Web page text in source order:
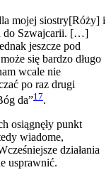
mojej siostry[Róży] i
do Szwajcarii. […]
jeszcze pod
się bardzo długo
wcale nie
po raz drugi
da”17.
osiągnęły punkt
wiadome,
działania
usprawnić.